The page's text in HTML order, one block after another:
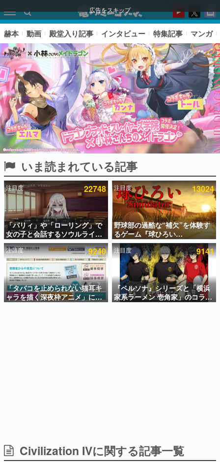
広告をスキップ
ピックアップ
電ファミのいま読まれている記事ランキング
アプリセール情報
インタビュー
連載・特集一覧
殿堂入り記事
SNS拡散数が数千以上！ ページビュー数万以上！ などな
ど。多くの人々に読まれた、電ファミ渾身の“殿堂入り”記
事をまとめました。
日本のコンテンツ産業やカルチャーに与えた影響を探る企
画です。
赫本 動画 殿堂入り記事 インタビュー 特集記事 マンガ
いま読まれている記事
注目度 22748
「パリィ」や「ローリング」で
女の子と会話するソウルライク
恋愛ゲーム『小早川さんはソウ
ルライク』無料公開。返事に失
敗すると「YOU DIED」
注目度 13024
野球部の過酷な“補欠”を体験す
るゲーム『球ひろい
Simulator』が「1件」のウィッ
シュリストをもとにチェコ語に
対応しSNSで話題に。『キング
ダム・カム』開発元やチェコの
プロ野球選手から称賛の声
注目度 9240
「タバコを止められない猫耳キ
ャラを描く深夜枠アニメ」に視
聴者の一部から批判意見。違法
注目度 9141
『ペルソナ』シリーズと「横浜
家系ラーメン 壱角家」のコラボ
が8月21日から開催。”はがく
Civilization IVに関する記事一覧